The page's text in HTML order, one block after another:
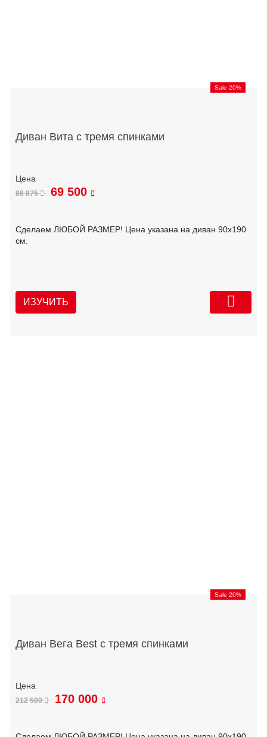
Sale 20%
Диван Вита с тремя спинками
86 875 69 500
Сделаем ЛЮБОЙ РАЗМЕР! Цена указана на диван 90х190
см.
ИЗУЧИТЬ
Sale 20%
Диван Вега Best с тремя спинками
212 500 170 000